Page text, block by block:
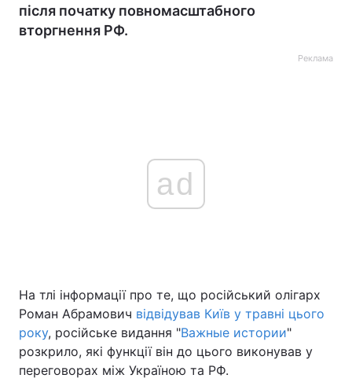
Україна Політика
Економіка Світ
Наука
після початку повномасштабного
вторгнення РФ.
Реклама
ad
На тлі інформації про те, що російський олігарх
Роман Абрамович відвідував Київ у травні цього
року, російське видання "Важные истории"
розкрило, які функції він до цього виконував у
переговорах між Україною та РФ.